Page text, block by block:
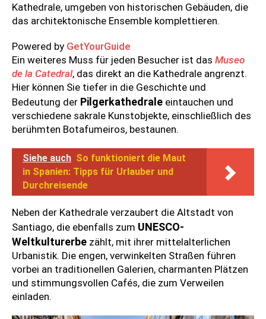
Kathedrale, umgeben von historischen Gebäuden, die
das architektonische Ensemble komplettieren.
Powered by GetYourGuide
Ein weiteres Muss für jeden Besucher ist das Museo
de la Catedral, das direkt an die Kathedrale angrenzt.
Hier können Sie tiefer in die Geschichte und
Bedeutung der Pilgerkathedrale eintauchen und
verschiedene sakrale Kunstobjekte, einschließlich des
berühmten Botafumeiros, bestaunen.
Siehe auch So funktioniert die Maut
in Spanien: Tipps für Urlauber und
Durchreisende
Neben der Kathedrale verzaubert die Altstadt von
Santiago, die ebenfalls zum UNESCO-
Weltkulturerbe zählt, mit ihrer mittelalterlichen
Urbanistik. Die engen, verwinkelten Straßen führen
vorbei an traditionellen Galerien, charmanten Plätzen
und stimmungsvollen Cafés, die zum Verweilen
einladen.